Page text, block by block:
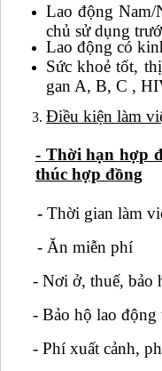
Lao động
chủ sử dụng
Lao động có
Sức khoẻ tốt,
gan A, B, C ,
Điều kiện làm
- Thời hạn hợp
thúc hợp đồng
- Thời gian làm
- Ăn miễn phí
- Nơi ở, thuế, bảo
- Bảo hộ lao động
- Phí xuất cảnh,